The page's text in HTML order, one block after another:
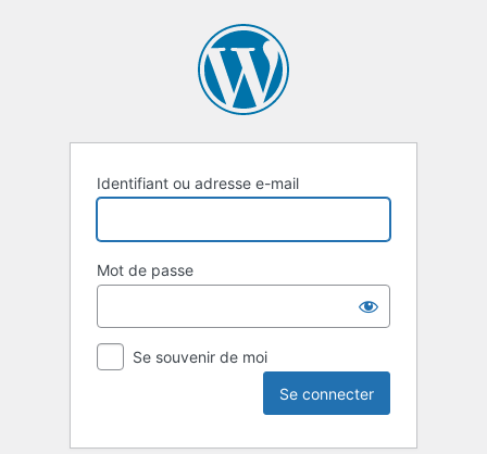
Identifiant ou adresse e-mail
Mot de passe
Se souvenir de moi